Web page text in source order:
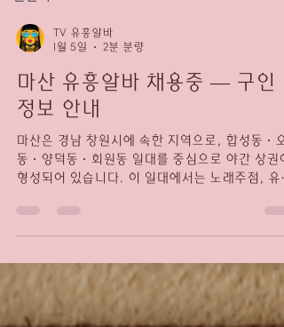
TV 유흥알바
1월 5일
2분 분량
마산 유흥알바 채용중 — 구인
정보 안내
바·룸알바 형태의 채용 공고가 간간이 올라옵니다.
마산마사지알바 유흥알바 채용중 “마산 유흥알바
채용중”이라는 문구는 이러한 업소에서 상시 또는
단기 인력 을 모집한다는 의미로 사용됩니다. 마산